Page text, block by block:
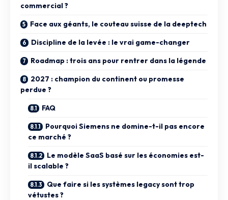
commercial ?
Face aux géants, le couteau suisse de la deeptech
Discipline de la levée : le vrai game-changer
Roadmap : trois ans pour rentrer dans la légende
2027 : champion du continent ou promesse
perdue ?
FAQ
Pourquoi Siemens ne domine-t-il pas encore
ce marché ?
Le modèle SaaS basé sur les économies est-
il scalable ?
Que faire si les systèmes legacy sont trop
vétustes ?